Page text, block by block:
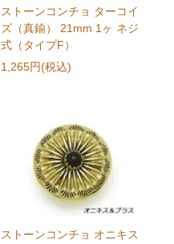
ストーンコンチョ ターコイ
ズ（真鍮） 21mm 1ヶ ネジ
式（タイプF）
1,265円(税込)
ストーンコンチョ オニキス